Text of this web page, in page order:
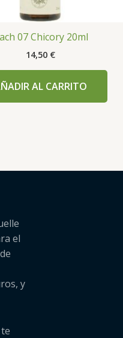
07 Chicory 20ml
14,50 €
AL CARRITO
el
y